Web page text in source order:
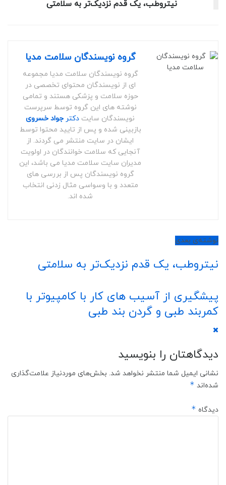
نیتروطب، یک قدم نزدیک‌تر به سلامتی
گروه نویسندگان سلامت مدیا
گروه نویسندگان سلامت مدیا مجموعه
ای از نویسندگان محتوای تخصصی در
حوزه سلامت و پزشکی هستند و تمامی
نوشته های این گروه توسط سرپرست
نویسندگان سایت دکتر جواد خسروی
بازبینی شده و پس از تایید محتوا توسط
ایشان در سایت منتشر می گردند. از
آنجایی که سلامت خوانندگان در اولویت
مدیران سایت سلامت مدیا می باشد، این
گروه نویسندگان پس از بررسی های
متعدد و با وسواسی مثال زدنی انتخاب
شده اند.
نوشته‌ی بعدی
نیتروطب، یک قدم نزدیک‌تر به سلامتی
پیشگیری از آسیب های کار با کامپیوتر با
کمربند طبی و گردن بند طبی
دیدگاهتان را بنویسید
نشانی ایمیل شما منتشر نخواهد شد. بخش‌های موردنیاز علامت‌گذاری
شده‌اند *
دیدگاه *